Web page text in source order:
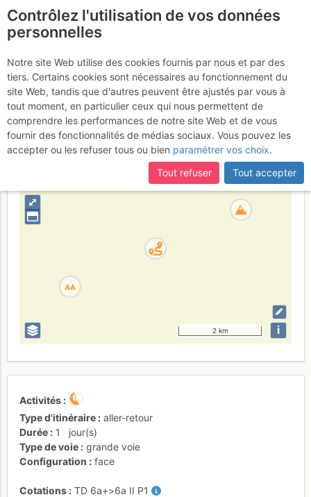
North Dome : Crest
Jewel
États-Unis Californie
⤢
2 km i
Activités
Type d'itinéraire
aller-retour
Durée
1
jour(s)
Type de voie
grande voie
Configuration
face
Cotations TD 6a+>6a II P1
Contrôlez l'utilisation de vos données
personnelles
Notre site Web utilise des cookies fournis par nous et par des
tiers. Certains cookies sont nécessaires au fonctionnement du
site Web, tandis que d'autres peuvent être ajustés par vous à
tout moment, en particulier ceux qui nous permettent de
comprendre les performances de notre site Web et de vous
fournir des fonctionnalités de médias sociaux. Vous pouvez les
accepter ou les refuser tous ou bien paramétrer vos choix.
Tout refuser
Tout accepter